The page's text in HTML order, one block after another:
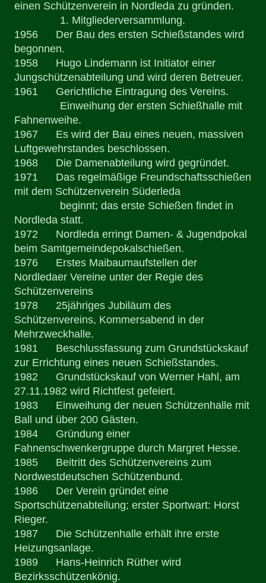
einen Schützenverein in Nordleda zu gründen.
1. Mitgliederversammlung.
1956 Der Bau des ersten Schießstandes wird
begonnen.
1958 Hugo Lindemann ist Initiator einer
Jungschützenabteilung und wird deren Betreuer.
1961 Gerichtliche Eintragung des Vereins.
Einweihung der ersten Schießhalle mit
Fahnenweihe.
1967 Es wird der Bau eines neuen, massiven
Luftgewehrstandes beschlossen.
1968 Die Damenabteilung wird gegründet.
1971 Das regelmäßige Freundschaftsschießen
mit dem Schützenverein Süderleda
beginnt; das erste Schießen findet in
Nordleda statt.
1972 Nordleda erringt Damen- & Jugendpokal
beim Samtgemeindepokalschießen.
1976 Erstes Maibaumaufstellen der
Nordledaer Vereine unter der Regie des
Schützenvereins
1978 25jähriges Jubiläum des
Schützenvereins, Kommersabend in der
Mehrzweckhalle.
1981 Beschlussfassung zum Grundstückskauf
zur Errichtung eines neuen Schießstandes.
1982 Grundstückskauf von Werner Hahl, am
27.11.1982 wird Richtfest gefeiert.
1983 Einweihung der neuen Schützenhalle mit
Ball und über 200 Gästen.
1984 Gründung einer
Fahnenschwenkergruppe durch Margret Hesse.
1985 Beitritt des Schützenvereins zum
Nordwestdeutschen Schützenbund.
1986 Der Verein gründet eine
Sportschützenabteilung; erster Sportwart: Horst
Rieger.
1987 Die Schützenhalle erhält ihre erste
Heizungsanlage.
1989 Hans-Heinrich Rüther wird
Bezirksschützenkönig.